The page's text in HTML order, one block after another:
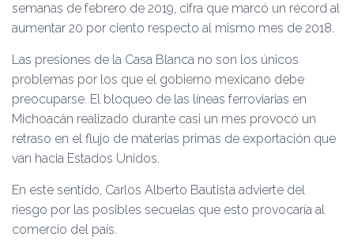
semanas de febrero de 2019, cifra que marcó un récord al
aumentar 20 por ciento respecto al mismo mes de 2018.
Las presiones de la Casa Blanca no son los únicos
problemas por los que el gobierno mexicano debe
preocuparse. El bloqueo de las líneas ferroviarias en
Michoacán realizado durante casi un mes provocó un
retraso en el flujo de materias primas de exportación que
van hacia Estados Unidos.
En este sentido, Carlos Alberto Bautista advierte del
riesgo por las posibles secuelas que esto provocaría al
comercio del país.